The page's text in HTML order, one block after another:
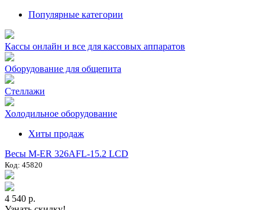
Популярные категории
Кассы онлайн и все для кассовых аппаратов
Оборудование для общепита
Стеллажи
Холодильное оборудование
Хиты продаж
Весы M-ER 326AFL-15.2 LCD
Код: 45820
4 540 р.